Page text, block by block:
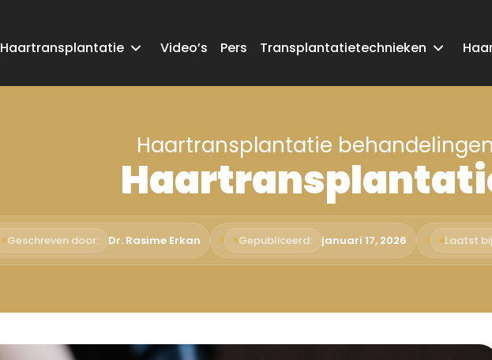
Haartransplantatie Video’s Pers Transplantatietechnieken
Haartransplantatie
Geschreven door: Dr. Rasime Erkan Gepubliceerd: januari 17, 2026 Laatst